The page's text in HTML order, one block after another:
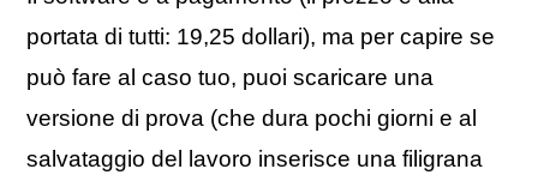
portata di tutti: 19,25 dollari), ma per capire se
può fare al caso tuo, puoi scaricare una
versione di prova (che dura pochi giorni e al
salvataggio del lavoro inserisce una filigrana